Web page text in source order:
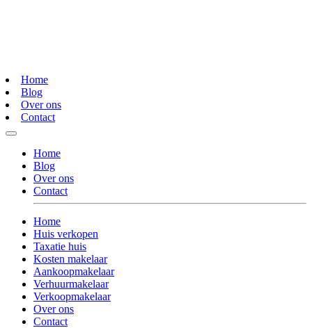
Home
Blog
Over ons
Contact
Home
Blog
Over ons
Contact
Home
Huis verkopen
Taxatie huis
Kosten makelaar
Aankoopmakelaar
Verhuurmakelaar
Verkoopmakelaar
Over ons
Contact